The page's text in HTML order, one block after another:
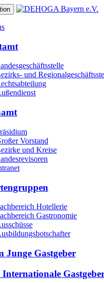
und
Vorstand
und Kreise
Hotellerie
Gastronomie
Junge Gastgeber
Internationale